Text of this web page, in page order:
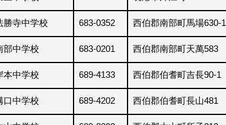
勝寺中学校 683-0352 西伯郡南部町馬場630-1
部中学校 683-0201 西伯郡南部町天萬583
本中学校 689-4133 西伯郡伯耆町吉長90-1
口中学校 689-4202 西伯郡伯耆町長山481